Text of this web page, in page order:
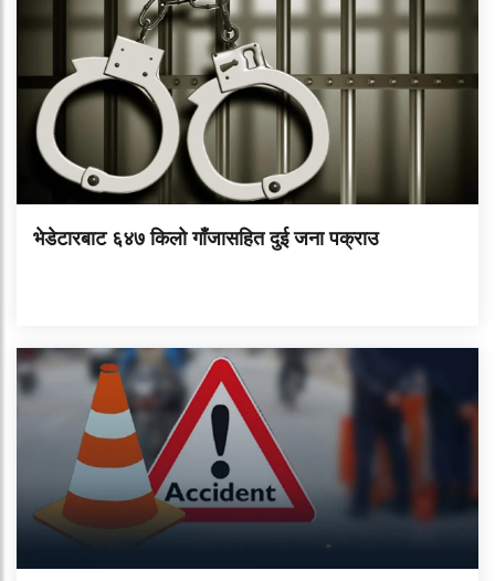
भेडेटारबाट ६४७ किलो गाँजासहित दुई जना पक्राउ